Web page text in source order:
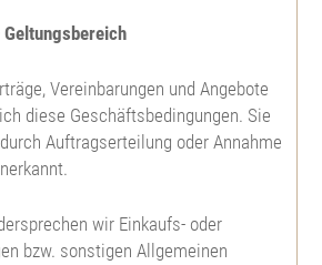
Vereinbarungen und Angebote
diese Geschäftsbedingungen. Sie
Auftragserteilung oder Annahme
wir Einkaufs- oder
bzw. sonstigen Allgemeinen